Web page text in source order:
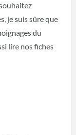
je suis sûre que
du
lire nos fiches